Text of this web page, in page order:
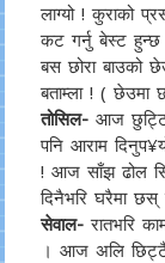
लाग्यो ! कुराको
कट गर्नु बेस्ट
बस छोरा बाउको
बताम्ला ! ( छेउमा
तोसिल-आज छुट्टि
पनि आराम
! आज साँझ ढोल
दिनैभरि घरैमा
सेवाल-रातभरि
। आज अलि छिट्टै